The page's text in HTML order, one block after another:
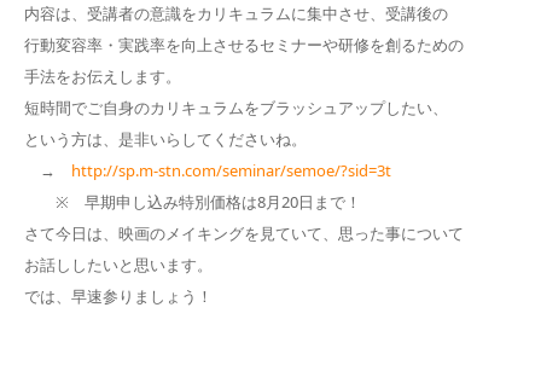
内容は、受講者の意識をカリキュラムに集中させ、受講後の
行動変容率・実践率を向上させるセミナーや研修を創るための
手法をお伝えします。
短時間でご自身のカリキュラムをブラッシュアップしたい、
という方は、是非いらしてくださいね。
→ http://sp.m-stn.com/seminar/semoe/?sid=3t
※ 早期申し込み特別価格は8月20日まで！
さて今日は、映画のメイキングを見ていて、思った事について
お話ししたいと思います。
では、早速参りましょう！